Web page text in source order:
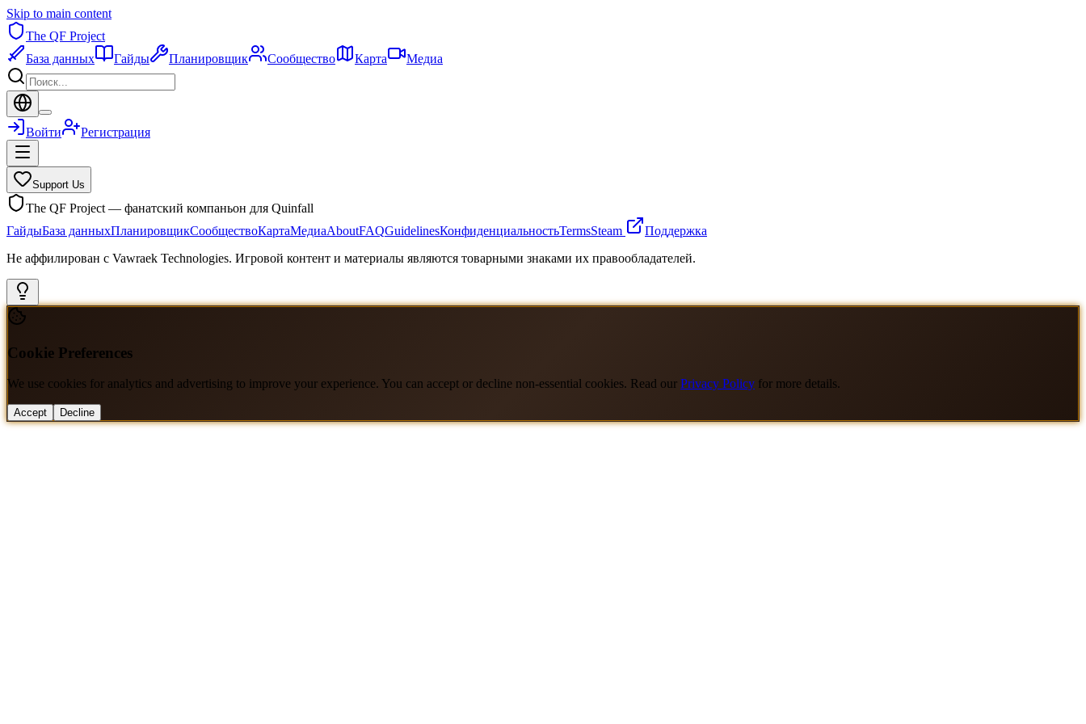
Skip to main content
The QF Project
База данных
Гайды Планировщик Сообщество Карта Медиа
Войти Регистрация
Support Us
The QF Project — фанатский компаньон для Quinfall
ГайдыБаза данныхПланировщикСообществоКартаМедиаAboutFAQGuidelinesКонфиденциальностьTermsSteam
Поддержка
Не аффилирован с Vawraek Technologies. Игровой контент и материалы являются товарными знаками их правообладателей.
Cookie Preferences
We use cookies for analytics and advertising to improve your experience. You can accept or decline non-essential cookies. Read our Privacy Policy for more details.
Accept Decline